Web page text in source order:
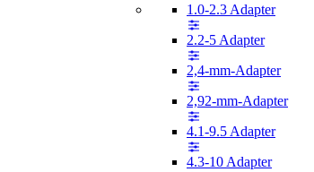
1.0-2.3 Adapter
2.2-5 Adapter
2,4-mm-Adapter
2,92-mm-Adapter
4.1-9.5 Adapter
4.3-10 Adapter